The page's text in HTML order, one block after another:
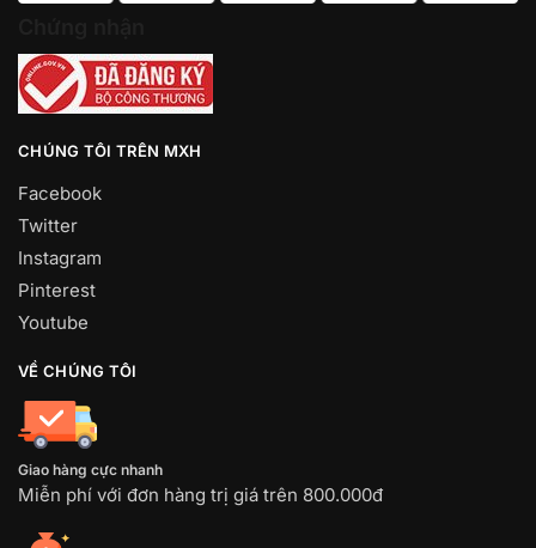
CHÚNG TÔI TRÊN MXH
Facebook
Twitter
Instagram
Pinterest
Youtube
VỀ CHÚNG TÔI
Giao hàng cực nhanh
Miễn phí với đơn hàng trị giá trên 800.000đ